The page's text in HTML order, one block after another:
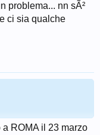
problema... nn sÃ²
ci sia qualche
ROMA il 23 marzo